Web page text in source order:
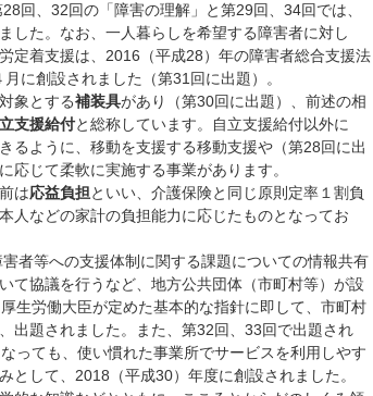
回、32回の「障害の理解」と第29回、34回では、
した。なお、一人暮らしを希望する障害者に対し
定着支援は、2016（平成28）年の障害者総合支援法
に創設されました（第31回に出題）。
象とする補装具があり（第30回に出題）、前述の相
支援給付と総称しています。自立支援給付以外に
るように、移動を支援する移動支援や（第28回に出
応じて柔軟に実施する事業があります。
は応益負担といい、介護保険と同じ原則定率１割負
人などの家計の負担能力に応じたものとなってお
者等への支援体制に関する課題についての情報共有
て協議を行うなど、地方公共団体（市町村等）が設
生労働大臣が定めた基本的な指針に即して、市町村
出題されました。また、第32回、33回で出題され
っても、使い慣れた事業所でサービスを利用しやす
として、2018（平成30）年度に創設されました。